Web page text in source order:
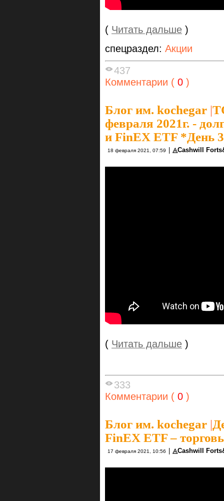
( Читать дальше )
спецраздел: Акции
437
Комментарии ( 0 )
Блог им. kochegar |
февраля 2021г. -
и FinEX ETF *День
18 февраля 2021, 07:59 ◬Cashwill
( Читать дальше )
333
Комментарии ( 0 )
Блог им. kochegar |
FinEX ETF –
17 февраля 2021, 10:56 ◬Cashwill